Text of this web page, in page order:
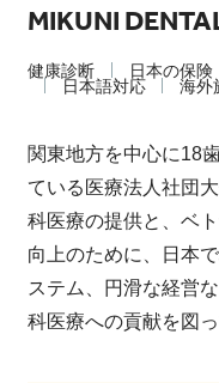
MIKUNI
健康診断 日本の保険
日本語対応 海外
関東地方を中心に18
ている医療法人社団
科医療の提供と、ベ
向上のために、日本
ステム、円滑な経営
科医療への貢献を図っ